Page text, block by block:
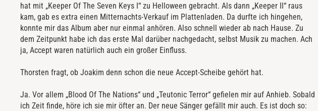
hat mit „Keeper Of The Seven Keys I“ zu Helloween gebracht. Als dann „Keeper II“ raus
kam, gab es extra einen Mitternachts-Verkauf im Plattenladen. Da durfte ich hingehen,
konnte mir das Album aber nur einmal anhören. Also schnell wieder ab nach Hause. Zu
dem Zeitpunkt habe ich das erste Mal darüber nachgedacht, selbst Musik zu machen. Ach
ja, Accept waren natürlich auch ein großer Einfluss.
Thorsten fragt, ob Joakim denn schon die neue Accept-Scheibe gehört hat.
Ja. Vor allem „Blood Of The Nations“ und „Teutonic Terror“ gefielen mir auf Anhieb. Sobald
ich Zeit finde, höre ich sie mir öfter an. Der neue Sänger gefällt mir auch. Es ist doch so: